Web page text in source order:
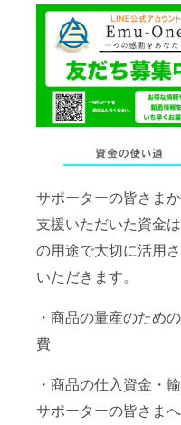
サポーターの皆さま
支援いただいた資金
の用途で大切に活用
いただきます。
・商品の量産のため
費
・商品の仕入資金・
サポーターの皆さま